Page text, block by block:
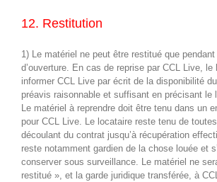
12. Restitution
1) Le matériel ne peut être restitué que
d’ouverture. En cas de reprise par CCL Live, le
informer CCL Live par écrit de la disponibilité
préavis raisonnable et suffisant en précisant le
Le matériel à reprendre doit être tenu dans un
pour CCL Live. Le locataire reste tenu de
découlant du contrat jusqu’à récupération
reste notamment gardien de la chose louée et
conserver sous surveillance. Le matériel ne
restitué », et la garde juridique transférée, à